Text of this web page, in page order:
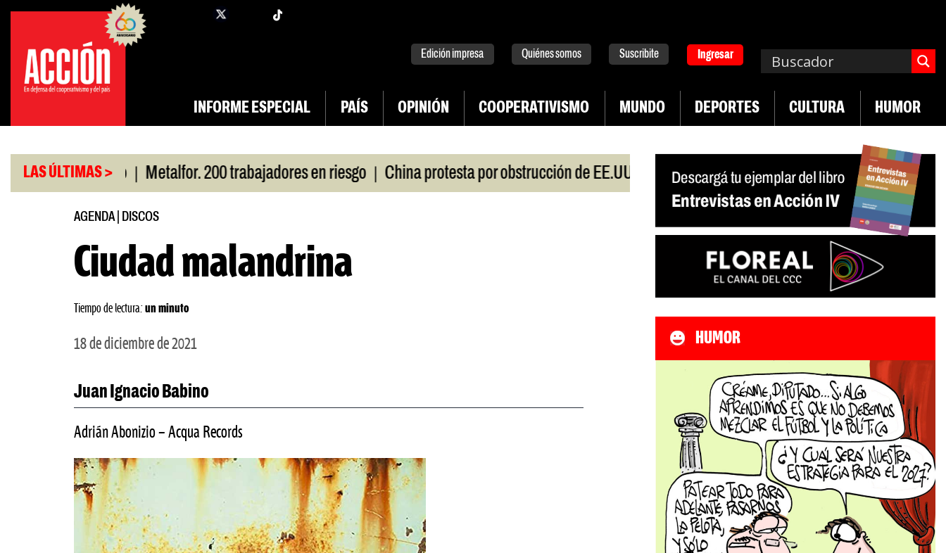
Saltar
contenido
facebook
Edición impresa Quiénes somos Suscribite Ingresar
INFORME ESPECIAL PAÍS OPINIÓN COOPERATIVISMO MUNDO DEPORTES CULTURA HUMOR
LAS ÚLTIMAS >
San Cayetano | Metalfor. 200 trabajadores en riesgo | China protesta por obstrucción de EE.UU en Neuquén | Miguel Díaz-Canel: «Es un genocidio»
AGENDA| DISCOS
Ciudad malandrina
Tiempo de lectura: un minuto
18 de diciembre de 2021
Juan Ignacio Babino
Adrián Abonizio – Acqua Records
HUMOR